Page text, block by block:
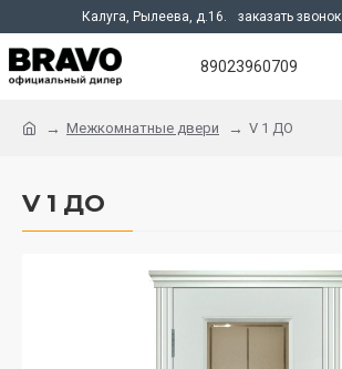
Калуга, Рылеева, д.16. заказать звонок
89023960709
Межкомнатные двери V 1 ДО
V 1 ДО